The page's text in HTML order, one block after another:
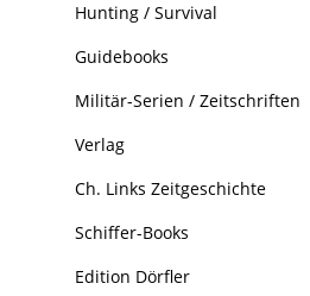
Hunting / Survival
Guidebooks
Militär-Serien / Zeitschriften
Verlag
Ch. Links Zeitgeschichte
Schiffer-Books
Edition Dörfler